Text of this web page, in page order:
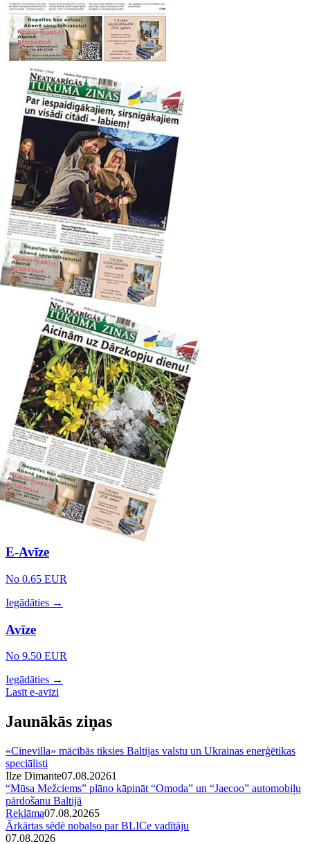
E-Avīze
No 0.65 EUR
Iegādāties →
Avīze
No 9.50 EUR
Iegādāties →
Lasīt e-avīzi
Jaunākās ziņas
«Cinevilla» mācībās tiksies Baltijas valstu un Ukrainas enerģētikas
speciālisti
Ilze Dimante07.08.20261
“Mūsa Mežciems” plāno kāpināt “Omoda” un “Jaecoo” automobiļu
pārdošanu Baltijā
Reklāma07.08.20265
Ārkārtas sēdē nobalso par BLICe vadītāju
07.08.2026